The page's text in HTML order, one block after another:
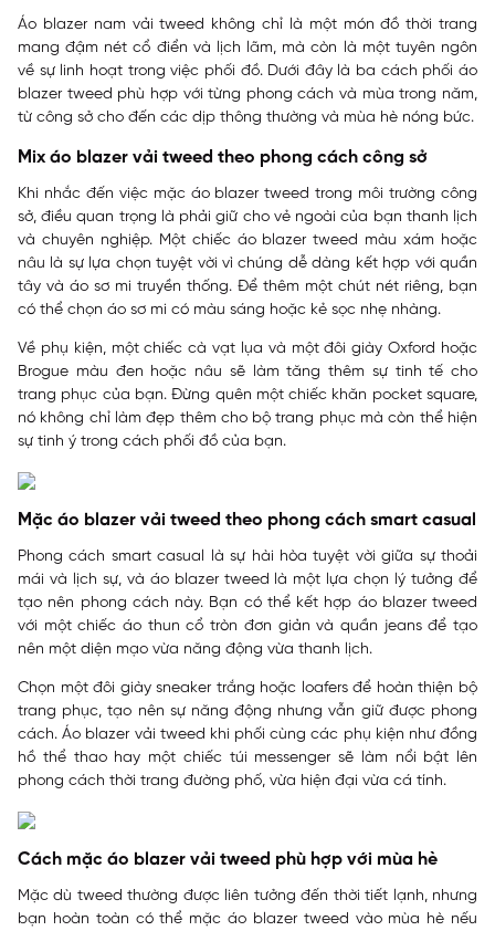
Áo blazer nam vải tweed không chỉ là một món đồ thời trang
mang đậm nét cổ điển và lịch lãm, mà còn là một tuyên ngôn
về sự linh hoạt trong việc phối đồ. Dưới đây là ba cách phối áo
blazer tweed phù hợp với từng phong cách và mùa trong năm,
từ công sở cho đến các dịp thông thường và mùa hè nóng bức.
Mix áo blazer vải tweed theo phong cách công sở
Khi nhắc đến việc mặc áo blazer tweed trong môi trường công
sở, điều quan trọng là phải giữ cho vẻ ngoài của bạn thanh lịch
và chuyên nghiệp. Một chiếc áo blazer tweed màu xám hoặc
nâu là sự lựa chọn tuyệt vời vì chúng dễ dàng kết hợp với quần
tây và áo sơ mi truyền thống. Để thêm một chút nét riêng, bạn
có thể chọn áo sơ mi có màu sáng hoặc kẻ sọc nhẹ nhàng.
Về phụ kiện, một chiếc cà vạt lụa và một đôi giày Oxford hoặc
Brogue màu đen hoặc nâu sẽ làm tăng thêm sự tinh tế cho
trang phục của bạn. Đừng quên một chiếc khăn pocket square,
nó không chỉ làm đẹp thêm cho bộ trang phục mà còn thể hiện
sự tinh ý trong cách phối đồ của bạn.
Mặc áo blazer vải tweed theo phong cách smart casual
Phong cách smart casual là sự hài hòa tuyệt vời giữa sự thoải
mái và lịch sự, và áo blazer tweed là một lựa chọn lý tưởng để
tạo nên phong cách này. Bạn có thể kết hợp áo blazer tweed
với một chiếc áo thun cổ tròn đơn giản và quần jeans để tạo
nên một diện mạo vừa năng động vừa thanh lịch.
Chọn một đôi giày sneaker trắng hoặc loafers để hoàn thiện bộ
trang phục, tạo nên sự năng động nhưng vẫn giữ được phong
cách. Áo blazer vải tweed khi phối cùng các phụ kiện như đồng
hồ thể thao hay một chiếc túi messenger sẽ làm nổi bật lên
phong cách thời trang đường phố, vừa hiện đại vừa cá tính.
Cách mặc áo blazer vải tweed phù hợp với mùa hè
Mặc dù tweed thường được liên tưởng đến thời tiết lạnh, nhưng
bạn hoàn toàn có thể mặc áo blazer tweed vào mùa hè nếu